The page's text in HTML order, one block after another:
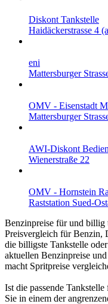
Diskont Tankstelle
Haidäckerstrasse 4
eni
Mattersburger
OMV - Eisenstadt
Mattersburger
AWI-Diskont
Wienerstraße 22
OMV - Hornstein
Raststation Sued-
Benzinpreise für und
Preisvergleich für Benzin,
die billigste Tankstelle
aktuellen Benzinpreise
macht Spritpreise
Ist die passende
Sie in einem der